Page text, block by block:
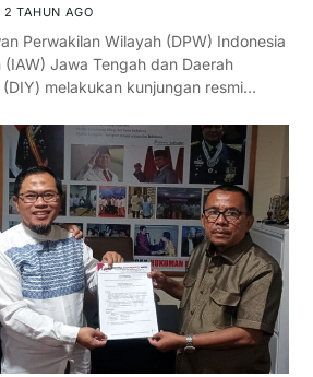
2 TAHUN AGO
Perwakilan Wilayah (DPW) Indonesia
Jawa Tengah dan Daerah
melakukan kunjungan resmi…